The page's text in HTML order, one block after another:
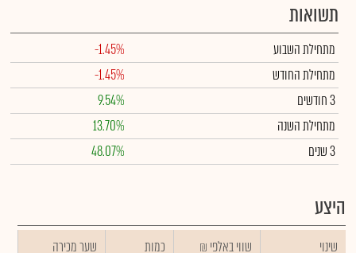
תשואות
מתחילת השבוע
-1.45%
מתחילת החודש
-1.45%
3 חודשים
9.54%
מתחילת השנה
13.70%
3 שנים
48.07%
היצע
שינוי ₪ שווי באלפי כמות
שער מכירה